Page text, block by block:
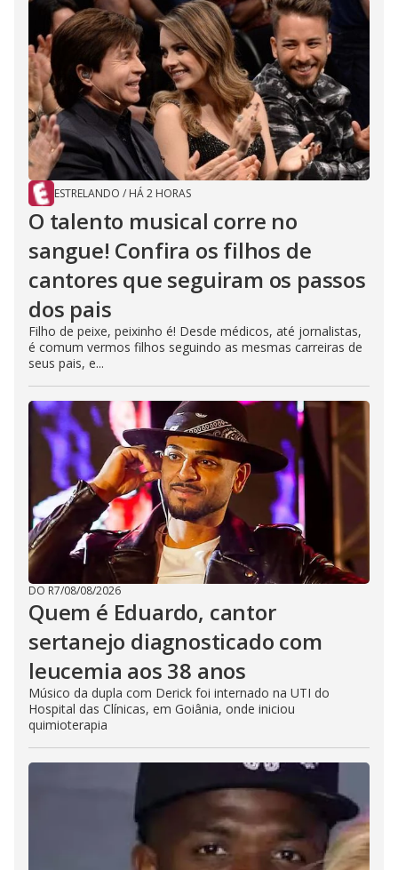
ESTRELANDO / HÁ 2 HORAS
O talento musical corre no
sangue! Confira os filhos de
cantores que seguiram os passos
dos pais
Filho de peixe, peixinho é! Desde médicos, até jornalistas,
é comum vermos filhos seguindo as mesmas carreiras de
seus pais, e...
DO R7/08/08/2026
Quem é Eduardo, cantor
sertanejo diagnosticado com
leucemia aos 38 anos
Músico da dupla com Derick foi internado na UTI do
Hospital das Clínicas, em Goiânia, onde iniciou
quimioterapia